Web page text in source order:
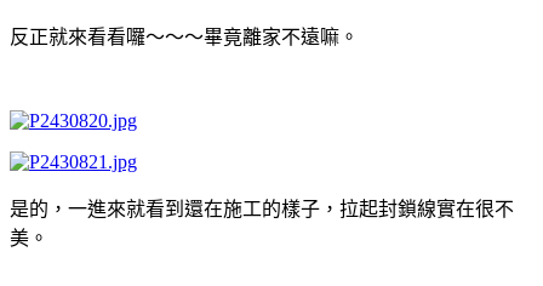
反正就來看看囉～～～畢竟離家不遠嘛。
是的，一進來就看到還在施工的樣子，拉起封鎖線實在很不
美。